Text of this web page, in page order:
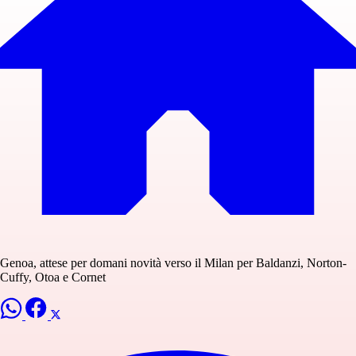
Genoa, attese per domani novità verso il Milan per Baldanzi, Norton-
Cuffy, Otoa e Cornet